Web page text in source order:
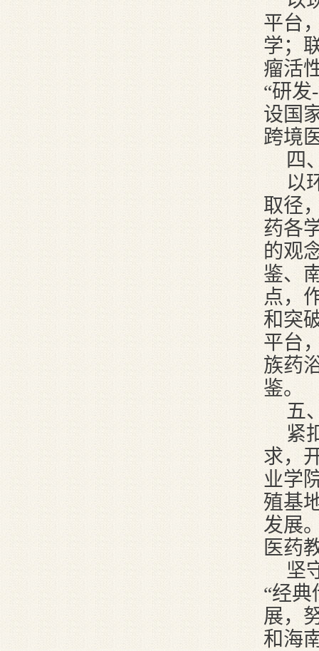
平台
学；
瘤活
“研
设国
跨境
四
以
取径
药各
的观
鉴、
点，
和突
平台
族药
鉴。
五
紧
求，
业学
殖基
发展
医药
坚
“经
展，
和海